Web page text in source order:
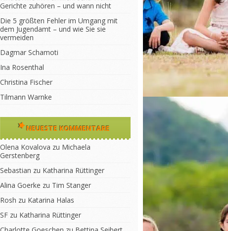
Gerichte zuhören – und wann nicht
Die 5 größten Fehler im Umgang mit
dem Jugendamt – und wie Sie sie
vermeiden
Dagmar Schamoti
Ina Rosenthal
Christina Fischer
Tilmann Warnke
NEUESTE KOMMENTARE
Olena Kovalova zu Michaela
Gerstenberg
Sebastian zu Katharina Rüttinger
Alina Goerke zu Tim Stanger
Rosh zu Katarina Halas
SF zu Katharina Rüttinger